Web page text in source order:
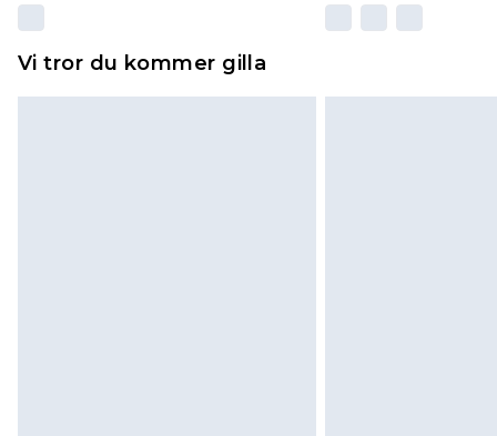
Vi tror du kommer gilla